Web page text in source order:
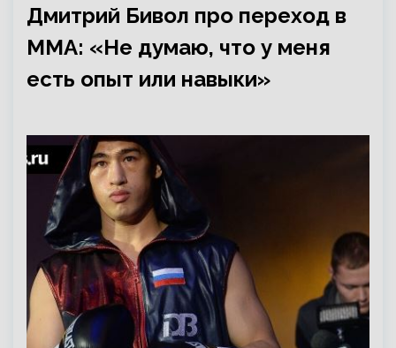
Дмитрий Бивол про переход в
ММА: «Не думаю, что у меня
есть опыт или навыки»